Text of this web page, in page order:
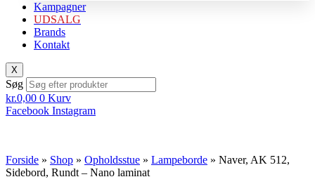
Kampagner
UDSALG
Brands
Kontakt
X
Søg
kr.0,00 0 Kurv
Facebook Instagram
Forside » Shop » Opholdsstue » Lampeborde » Naver, AK 512,
Sidebord, Rundt – Nano laminat